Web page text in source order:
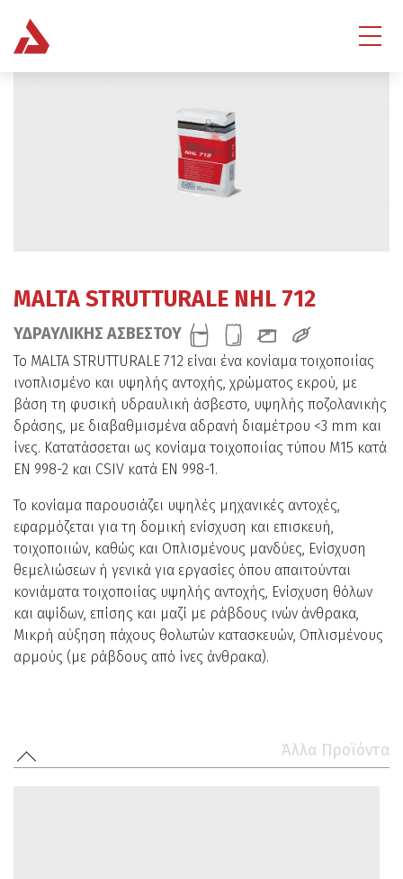
MALTA STRUTTURALE NHL 712
ΥΔΡΑΥΛΙΚΗΣ ΑΣΒΕΣΤΟΥ
Το MALTA STRUTTURALE 712 είναι ένα κονίαμα τοιχοποιίας
ινοπλισμένο και υψηλής αντοχής, χρώματος εκρού, με
βάση τη φυσική υδραυλική άσβεστο, υψηλής ποζολανικής
δράσης, με διαβαθμισμένα αδρανή διαμέτρου <3 mm και
ίνες. Κατατάσσεται ως κονίαμα τοιχοποιίας τύπου M15 κατά
EN 998-2 και CSIV κατά EN 998-1.
Το κονίαμα παρουσιάζει υψηλές μηχανικές αντοχές,
εφαρμόζεται για τη δομική ενίσχυση και επισκευή,
τοιχοποιιών, καθώς και Οπλισμένους μανδύες, Ενίσχυση
θεμελιώσεων ή γενικά για εργασίες όπου απαιτούνται
κονιάματα τοιχοποιίας υψηλής αντοχής, Ενίσχυση θόλων
και αψίδων, επίσης και μαζί με ράβδους ινών άνθρακα,
Μικρή αύξηση πάχους θολωτών κατασκευών, Οπλισμένους
αρμούς (με ράβδους από ίνες άνθρακα).
Άλλα Προϊόντα